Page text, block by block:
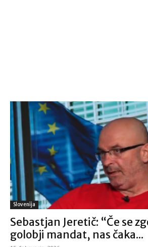
Slovenija
Sebastjan Jeretič: “Če se
golobji mandat, nas čaka...